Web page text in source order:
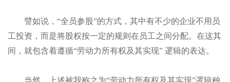
譬如说 ，“全员参股”的方式，其中有不少的企业不用员
工投资，而是将股权按一定的规则在员工之间分配。在这其
间，就包含着遵循“劳动力所有权及其实现” 逻辑的表达。
当然， 上述被我称之为“劳动力所有权及其实现”逻辑种